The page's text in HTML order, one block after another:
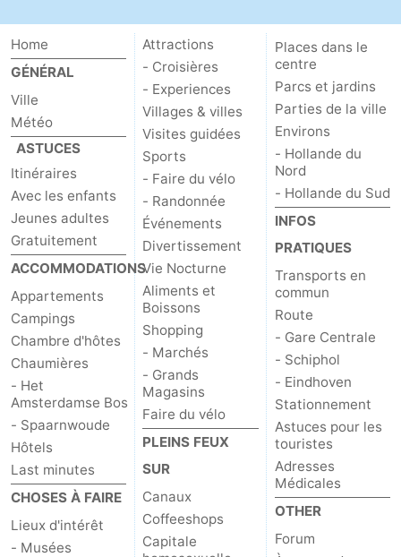
Home
GÉNÉRAL
Ville
Météo
ASTUCES
Itinéraires
Avec les enfants
Jeunes adultes
Gratuitement
ACCOMMODATIONS
Appartements
Campings
Chambre d'hôtes
Chaumières
- Het
Amsterdamse Bos
- Spaarnwoude
Hôtels
Last minutes
CHOSES À FAIRE
Lieux d'intérêt
- Musées
Attractions
- Croisières
- Experiences
Villages & villes
Visites guidées
Sports
- Faire du vélo
- Randonnée
Événements
Divertissement
Vie Nocturne
Aliments et
Boissons
Shopping
- Marchés
- Grands
Magasins
Faire du vélo
PLEINS FEUX
SUR
Canaux
Coffeeshops
Capitale
Places dans le
centre
Parcs et jardins
Parties de la ville
Environs
- Hollande du
Nord
- Hollande du Sud
INFOS
PRATIQUES
Transports en
commun
Route
- Gare Centrale
- Schiphol
- Eindhoven
Stationnement
Astuces pour les
touristes
Adresses
Médicales
OTHER
Forum